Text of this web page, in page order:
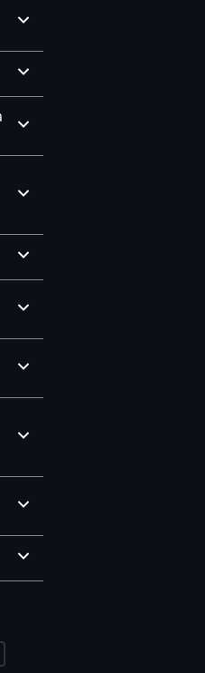
CASM2P20_03L906023A_0
CASM2P20_03L907425C_0
3L906023MQ
CASM2P20_03L907425C_0
3L906023SR
CASM2P20_03L907425C_0
3L997557T
3L997558C